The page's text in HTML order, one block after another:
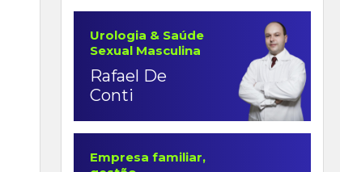
Urologia & Saúde
Sexual Masculina
Rafael De
Conti
Empresa familiar,